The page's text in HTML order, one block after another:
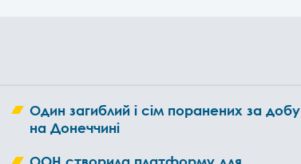
Один загиблий і сім поранених за добу
на Донеччині